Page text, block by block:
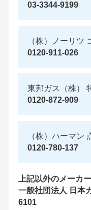
03-3344-9199
（株）ノーリツ
0120-911-026
東邦ガス（株）
0120-872-909
（株）ハーマン
0120-780-137
上記以外のメーカ
一般社団法人 日本
6101